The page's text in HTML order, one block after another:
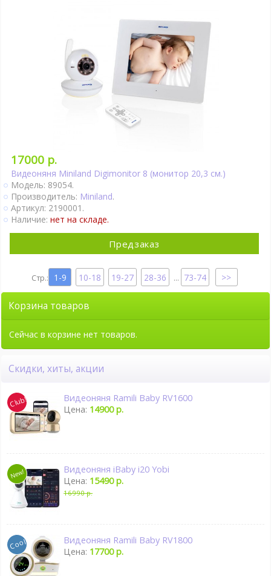
17000 р.
Видеоняня Miniland Digimonitor 8 (монитор 20,3 см.)
Модель: 89054.
Производитель: Miniland.
Артикул: 2190001.
Наличие:нет на складе.
Предзаказ
1-9 10-18 19-27 28-36 ... 73-74
Корзина товаров
Сейчас в корзине нет товаров.
Скидки, хиты, акции
Видеоняня Ramili Baby RV1600
Цена: 14900 р.
Видеоняня iBaby i20 Yobi
Цена: 15490 р.
16990 р.
Видеоняня Ramili Baby RV1800
Цена: 17700 р.